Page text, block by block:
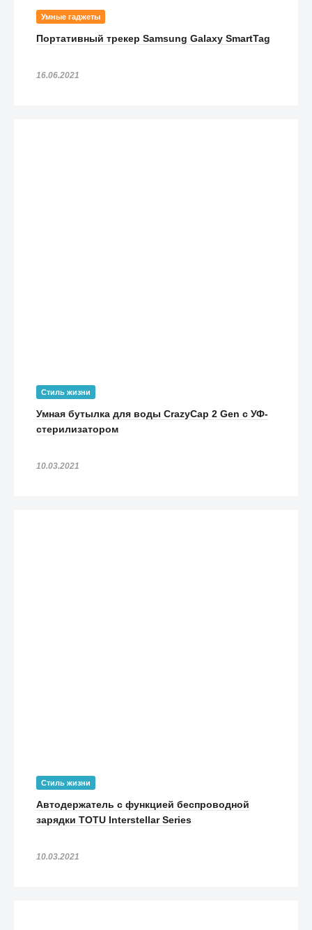
Умные гаджеты
Портативный трекер Samsung Galaxy SmartTag
16.06.2021
Стиль жизни
Умная бутылка для воды CrazyCap 2 Gen с УФ-
стерилизатором
10.03.2021
Стиль жизни
Автодержатель с функцией беспроводной
зарядки TOTU Interstellar Series
10.03.2021